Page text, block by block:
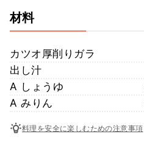
材料
カツオ厚削りガラ
出し汁
A しょうゆ
A みりん
料理を安全に楽しむための注意事項